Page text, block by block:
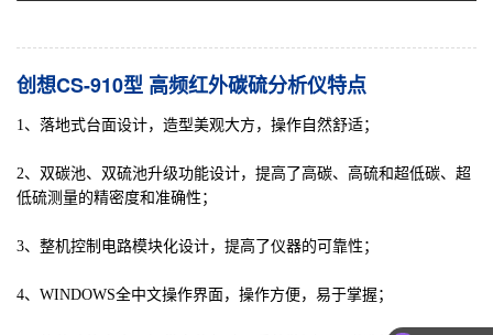
创想CS-910型 高频红外碳硫分析仪特点
1、落地式台面设计，造型美观大方，操作自然舒适；
2、双碳池、双硫池升级功能设计，提高了高碳、高硫和超低碳、超
低硫测量的精密度和准确性；
3、整机控制电路模块化设计，提高了仪器的可靠性；
4、WINDOWS全中文操作界面，操作方便，易于掌握；